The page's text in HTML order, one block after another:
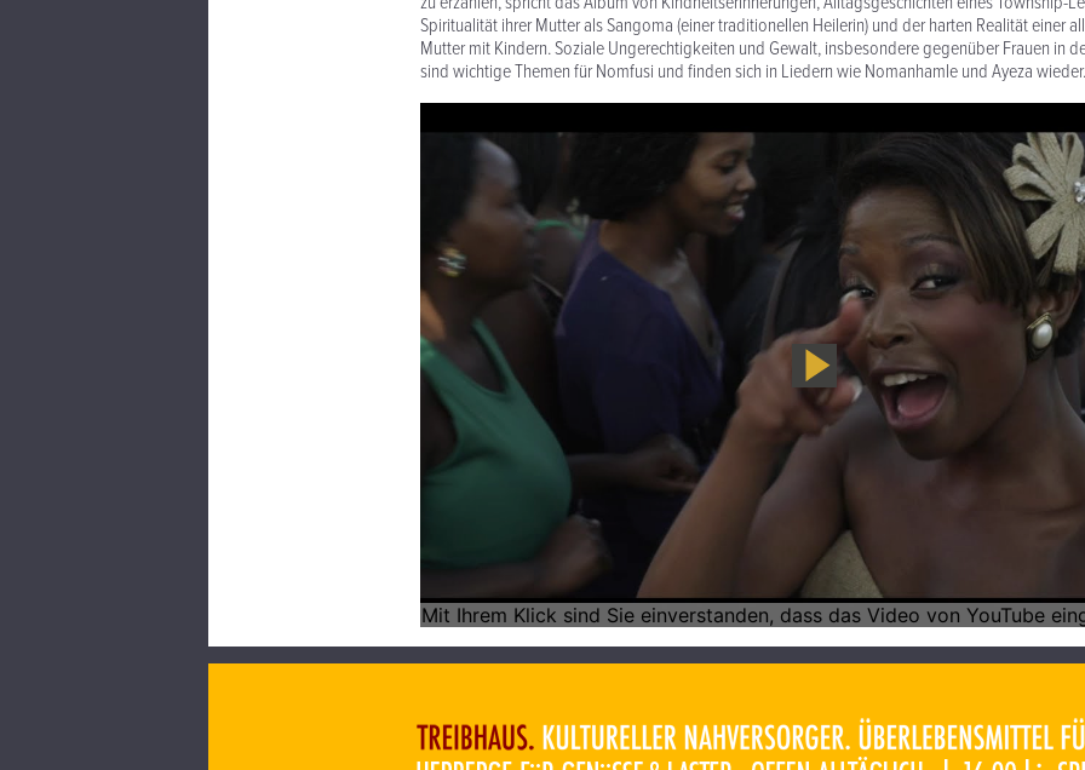
Spiritualität ihrer Mutter als Sangoma (einer traditionellen Heilerin) und der harten Realität einer
Mutter mit Kindern. Soziale Ungerechtigkeiten und Gewalt, insbesondere gegenüber Frauen in
sind wichtige Themen für Nomfusi und finden sich in Liedern wie Nomanhamle und Ayeza wieder.